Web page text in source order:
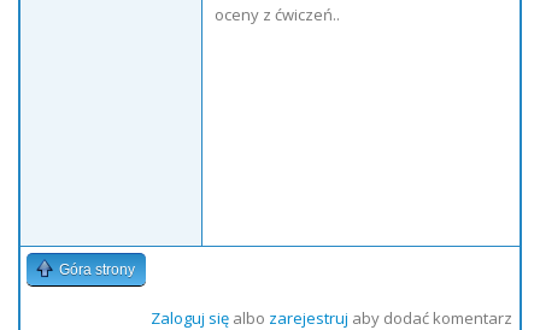
oceny z ćwiczeń..
Góra strony
Zaloguj sięalbo zarejestruj aby dodać komentarz